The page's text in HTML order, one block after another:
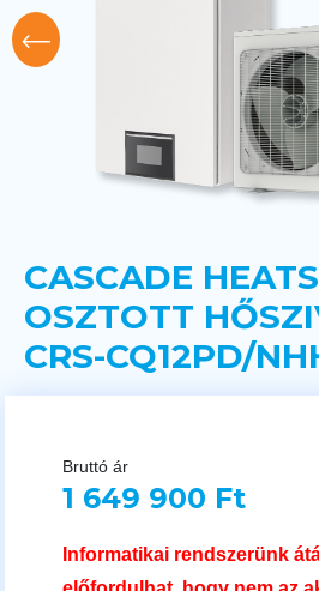
CASCADE
OSZTOTT
CRS-CQ12PD/
Bruttó ár
1 649 900 Ft
Informatikai rendszerünk